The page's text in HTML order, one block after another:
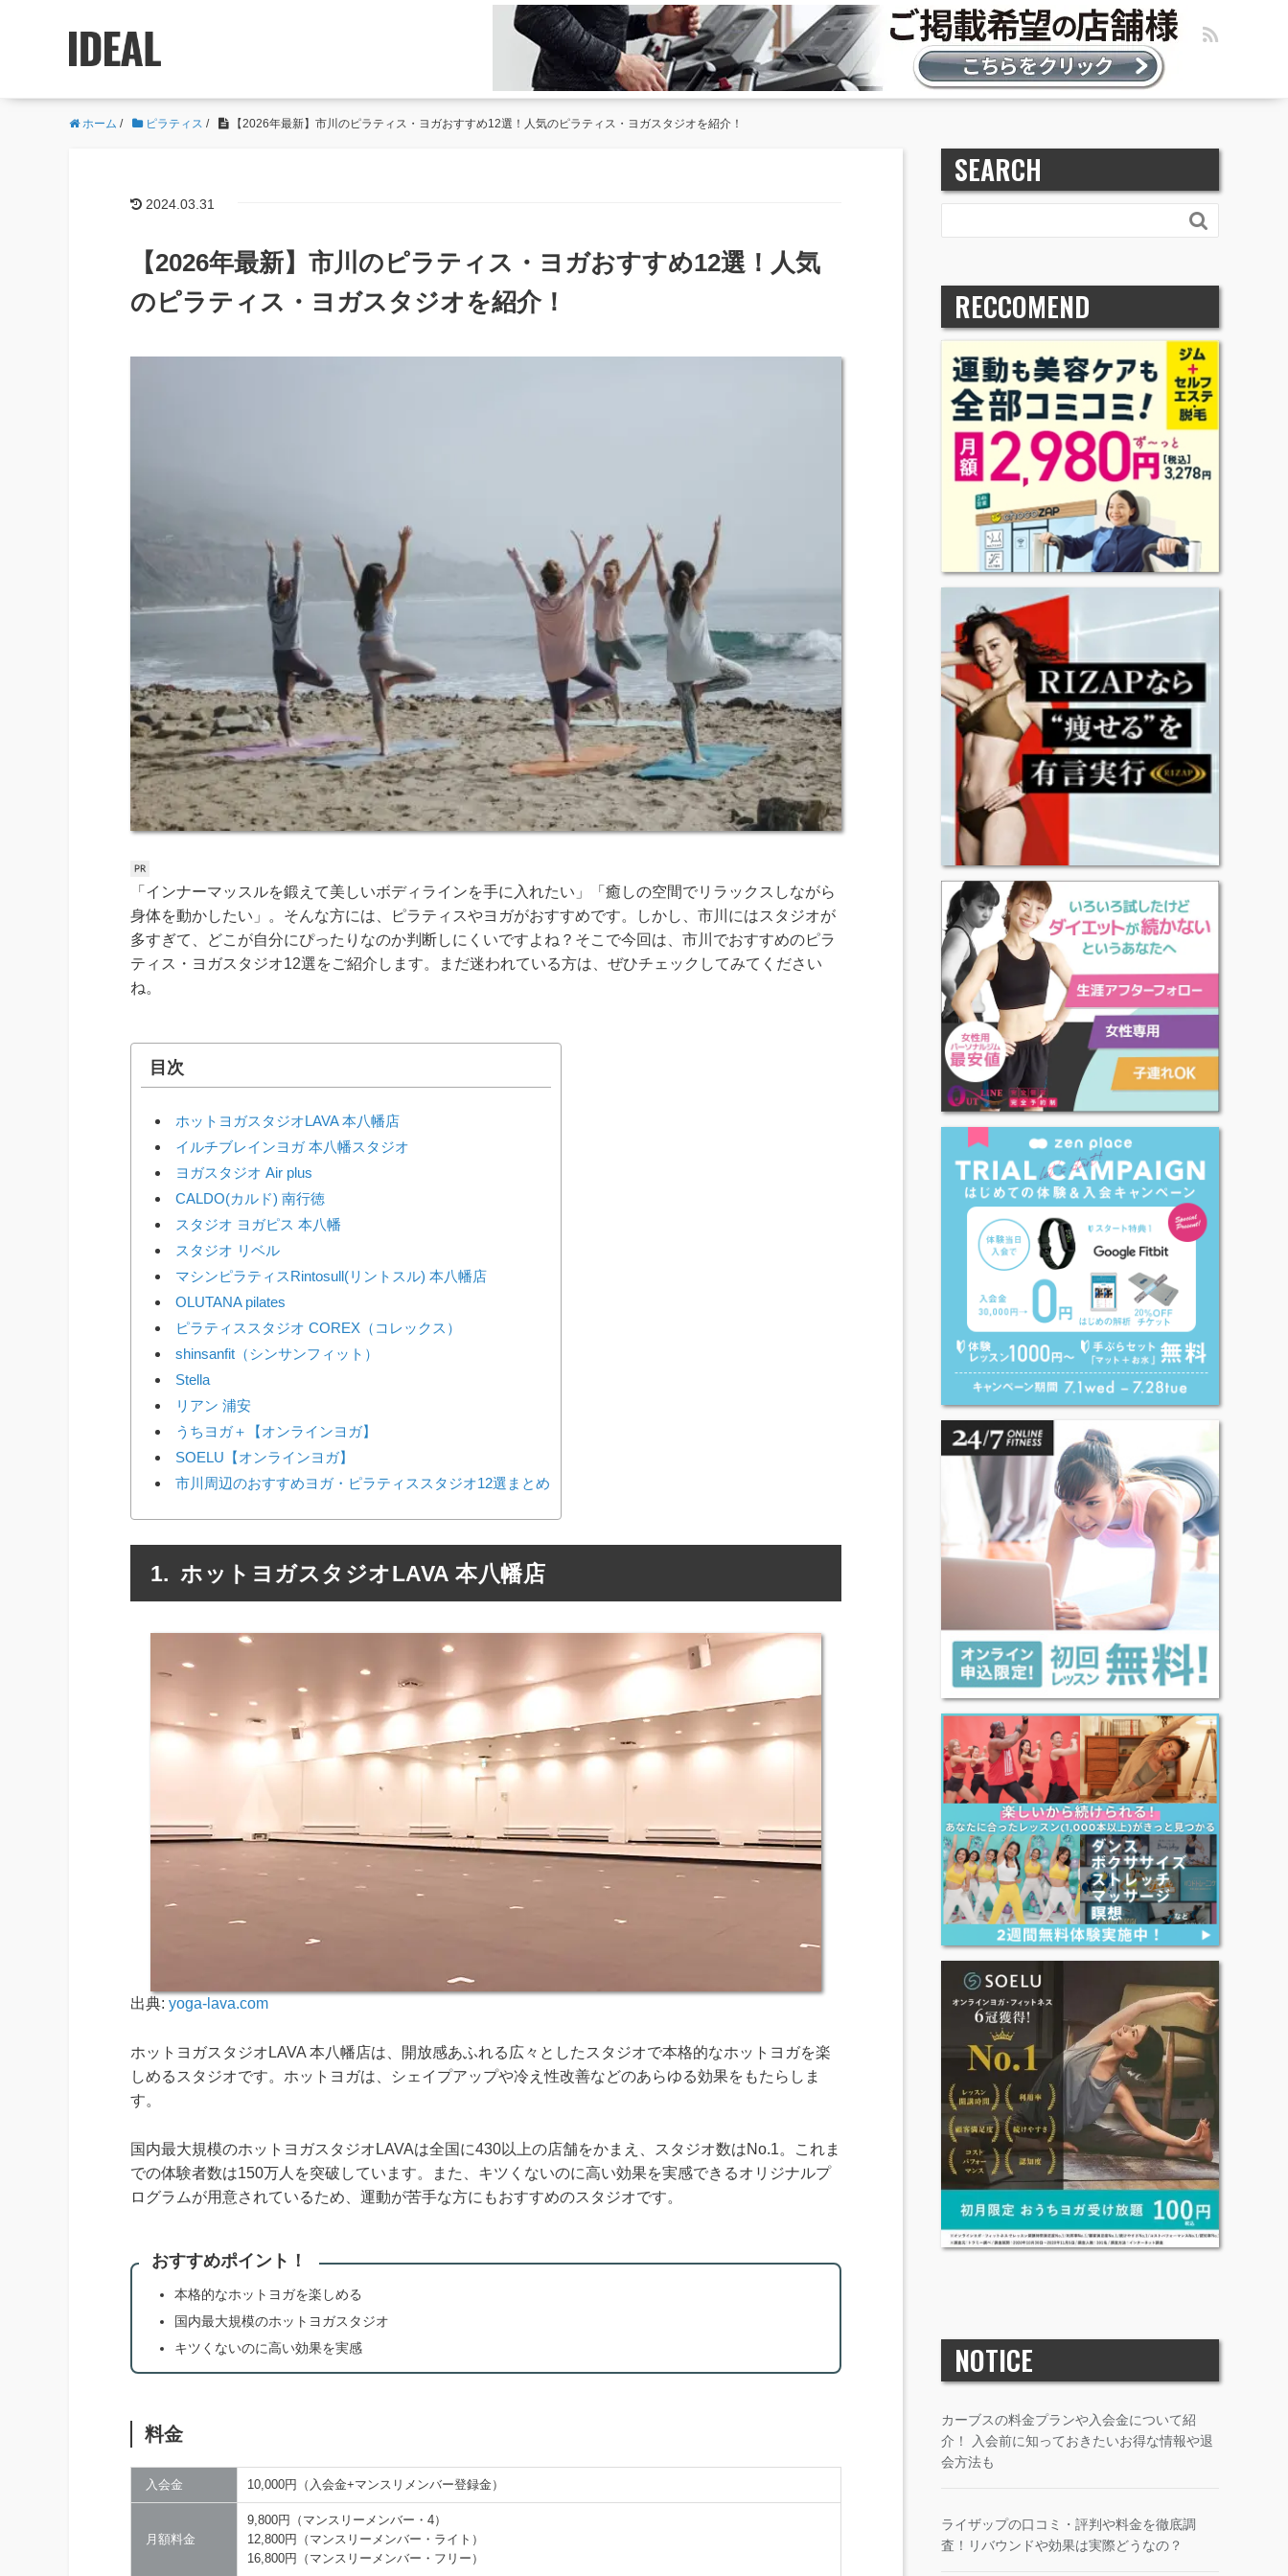
ホーム / ピラティス / 【2026年最新】市川のピラティス・ヨガおすすめ12選！人気のピラティス・ヨガスタジオを紹介！
2024.03.31
【2026年最新】市川のピラティス・ヨガおすすめ12選！人気
のピラティス・ヨガスタジオを紹介！
「インナーマッスルを鍛えて美しいボディラインを手に入れたい」「癒しの空間でリラックスしながら
身体を動かしたい」。そんな方には、ピラティスやヨガがおすすめです。しかし、市川にはスタジオが
多すぎて、どこが自分にぴったりなのか判断しにくいですよね？そこで今回は、市川でおすすめのピラ
ティス・ヨガスタジオ12選をご紹介します。まだ迷われている方は、ぜひチェックしてみてください
ね。
目次
ホットヨガスタジオLAVA 本八幡店
イルチブレインヨガ 本八幡スタジオ
ヨガスタジオ Air plus
CALDO(カルド) 南行徳
スタジオ ヨガピス 本八幡
スタジオ リベル
マシンピラティスRintosull(リントスル) 本八幡店
OLUTANA pilates
ピラティススタジオ COREX（コレックス）
shinsanfit（シンサンフィット）
Stella
リアン 浦安
うちヨガ＋【オンラインヨガ】
SOELU【オンラインヨガ】
市川周辺のおすすめヨガ・ピラティススタジオ12選まとめ
ホットヨガスタジオLAVA 本八幡店
出典: yoga-lava.com
ホットヨガスタジオLAVA 本八幡店は、開放感あふれる広々としたスタジオで本格的なホットヨガを楽
しめるスタジオです。ホットヨガは、シェイプアップや冷え性改善などのあらゆる効果をもたらしま
す。
国内最大規模のホットヨガスタジオLAVAは全国に430以上の店舗をかまえ、スタジオ数はNo.1。これま
での体験者数は150万人を突破しています。また、キツくないのに高い効果を実感できるオリジナルプ
ログラムが用意されているため、運動が苦手な方にもおすすめのスタジオです。
おすすめポイント！
本格的なホットヨガを楽しめる
国内最大規模のホットヨガスタジオ
キツくないのに高い効果を実感
料金
入会金 10,000円（入会金+マンスリメンバー登録金）
月額料金
9,800円（マンスリーメンバー・4）
12,800円（マンスリーメンバー・ライト）
16,800円（マンスリーメンバー・フリー）
SEARCH

RECCOMEND
NOTICE
カーブスの料金プランや入会金について紹
介！ 入会前に知っておきたいお得な情報や退
会方法も
ライザップの口コミ・評判や料金を徹底調
査！リバウンドや効果は実際どうなの？